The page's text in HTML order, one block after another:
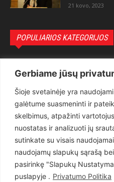
Gerbiame jūsų
Šioje svetainėje yra
galėtume suasmeninti ir
skelbimus, atpažinti
nuostatas ir analizuoti jų
sutinkate su visais
naudojamų slapukų sąrašą
pasirinkę "Slapukų
puslapyje . Privatumo Politika
21 kovo, 2023
POPULIARIOS KATEGORIJOS
Teisėsauga
Aktualu
Lietuva
Pasaulis
Статьи на русском
Articles in english